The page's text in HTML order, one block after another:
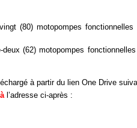
(80) motopompes fonctionnelles
(62) motopompes
à partir du lien One Drive
à l’adresse ci-après :